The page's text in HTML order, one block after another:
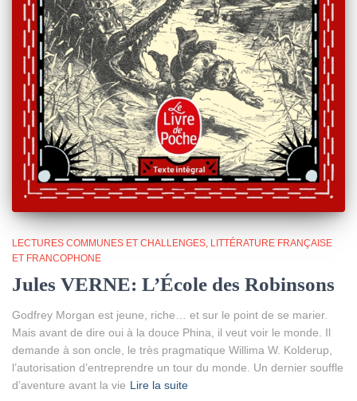
LECTURES COMMUNES ET CHALLENGES LITTÉRATURE FRANÇAISE
ET FRANCOPHONE
Jules VERNE: L’École des Robinsons
Godfrey Morgan est jeune, riche… et sur le point de se marier.
Mais avant de dire oui à la douce Phina, il veut voir le monde. Il
demande à son oncle, le très pragmatique Willima W. Kolderup,
l’autorisation d’entreprendre un tour du monde. Un dernier souffle
d’aventure avant la vie Lire la suite